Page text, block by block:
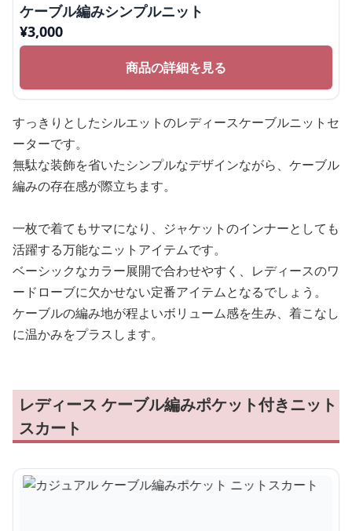
ケーブル編みシンプルニット
¥3,000
商品の詳細を見る
すっきりとしたシルエットのレディースケーブルニットセ
ーターです。
無駄な装飾を省いたシンプルなデザインながら、ケーブル
編みの存在感が際立ちます。
一枚で着てもサマになり、ジャケットのインナーとしても
活躍する万能なニットアイテムです。
ベーシックなカラー展開で合わせやすく、レディースのワ
ードローブに欠かせない定番アイテムとなるでしょう。
ケーブルの編み地が程よいボリューム感を生み、着こなし
に温かみをプラスします。
レディース ケーブル編みポケット付きニット
スカート